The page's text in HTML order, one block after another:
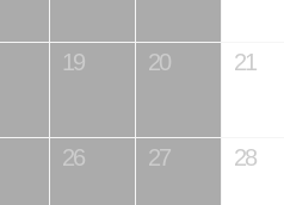
19 20 21
26 27 28